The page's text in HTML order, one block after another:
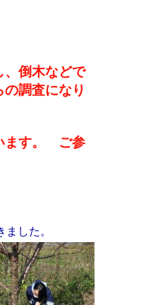
倒木などで
調査になり
ます。 ご参
した。